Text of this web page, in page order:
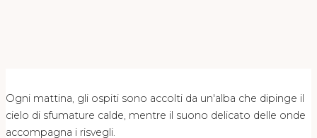
Ogni mattina, gli ospiti sono accolti da un'alba che dipinge il
cielo di sfumature calde, mentre il suono delicato delle onde
accompagna i risvegli.